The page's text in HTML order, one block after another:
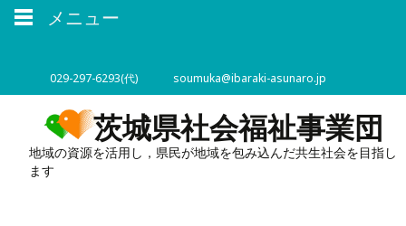
029-297-6293(代) soumuka@ibaraki-asunaro.jp
茨城県社会福祉事業団
地域の資源を活用し，県民が地域を包み込んだ共生社会を目指し
ます
メニュー